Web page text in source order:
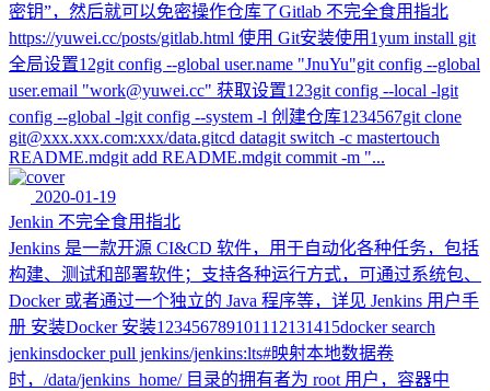
密钥”，然后就可以免密操作仓库了Gitlab 不完全食用指北
https://yuwei.cc/posts/gitlab.html 使用 Git安装使用1yum install git
全局设置12git config --global user.name "JnuYu"git config --global
user.email "work@yuwei.cc" 获取设置123git config --local -lgit
config --global -lgit config --system -l 创建仓库1234567git clone
git@xxx.xxx.com:xxx/data.gitcd datagit switch -c mastertouch
README.mdgit add README.mdgit commit -m "...
2020-01-19
Jenkin 不完全食用指北
Jenkins 是一款开源 CI&CD 软件，用于自动化各种任务，包括
构建、测试和部署软件；支持各种运行方式，可通过系统包、
Docker 或者通过一个独立的 Java 程序等，详见 Jenkins 用户手
册 安装Docker 安装123456789101112131415docker search
jenkinsdocker pull jenkins/jenkins:lts#映射本地数据卷
时，/data/jenkins_home/ 目录的拥有者为 root 用户，容器中